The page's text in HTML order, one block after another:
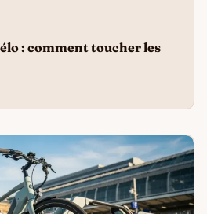
: comment toucher les